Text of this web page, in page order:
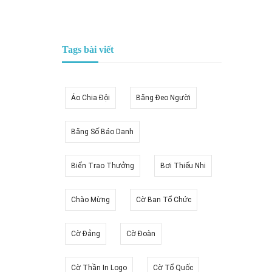
Tags bài viết
Áo Chia Đội Băng Đeo Người
Băng Số Báo Danh
Biển Trao Thưởng Bơi Thiếu Nhi
Chào Mừng Cờ Ban Tổ Chức
Cờ Đảng Cờ Đoàn
Cờ Thần In Logo Cờ Tổ Quốc